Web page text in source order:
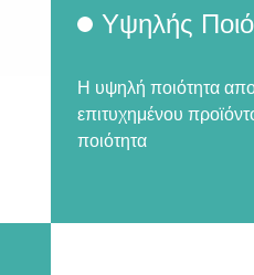
Υψηλής
Η υψηλή ποιότητα
επιτυχημένου
ποιότητα